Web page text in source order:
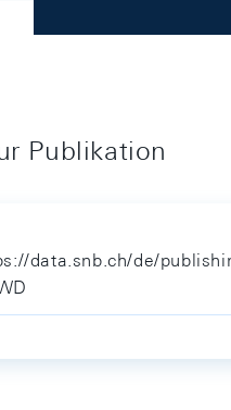
Publikation
data.snb.ch/de/